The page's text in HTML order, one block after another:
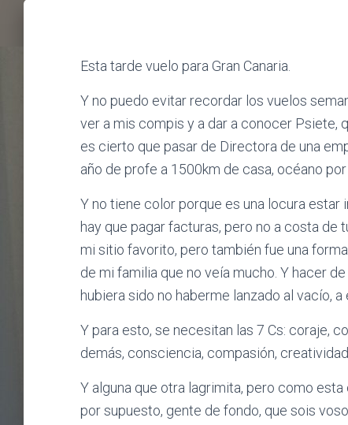
Esta tarde vuelo para Gran Canaria.
Y no puedo evitar recordar los vuelos
ver a mis compis y a dar a conocer Psiete,
es cierto que pasar de Directora de una
año de profe a 1500km de casa, océano
Y no tiene color porque es una locura estar
hay que pagar facturas, pero no a costa de
mi sitio favorito, pero también fue una
de mi familia que no veía mucho. Y hacer
hubiera sido no haberme lanzado al vacío,
Y para esto, se necesitan las 7 Cs: coraje,
demás, consciencia, compasión, creatividad.
Y alguna que otra lagrimita, pero como esta
por supuesto, gente de fondo, que sois